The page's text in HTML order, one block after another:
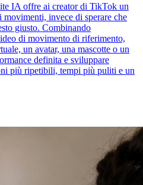
IA offre ai creator di TikTok un
invece di sperare che
giusto. Combinando
di movimento di riferimento,
un avatar, una mascotte o un
definita e sviluppare
più ripetibili, tempi più puliti e un